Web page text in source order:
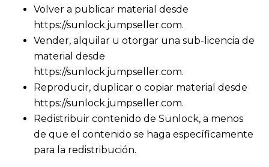
Volver a publicar material desde
https://sunlock.jumpseller.com.
Vender, alquilar u otorgar una sub-licencia de
material desde
https://sunlock.jumpseller.com.
Reproducir, duplicar o copiar material desde
https://sunlock.jumpseller.com.
Redistribuir contenido de Sunlock, a menos
de que el contenido se haga específicamente
para la redistribución.